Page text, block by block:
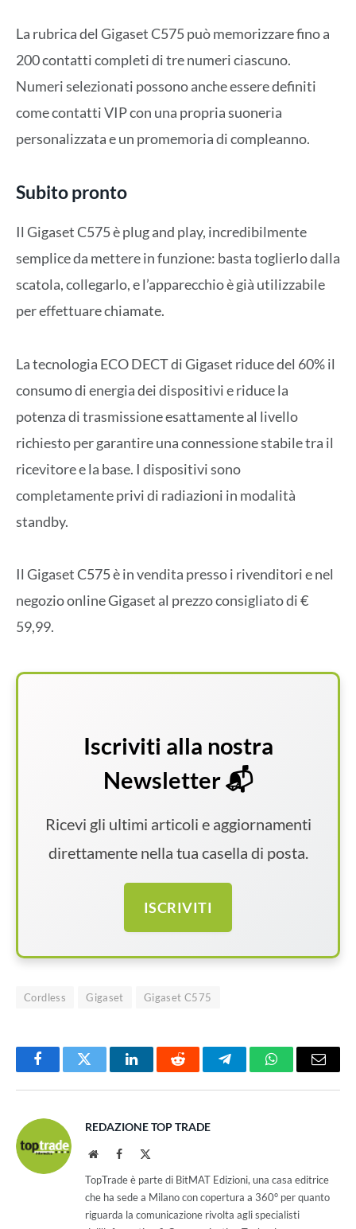
La rubrica del Gigaset C575 può memorizzare fino a
200 contatti completi di tre numeri ciascuno.
Numeri selezionati possono anche essere definiti
come contatti VIP con una propria suoneria
personalizzata e un promemoria di compleanno.
Subito pronto
Il Gigaset C575 è plug and play, incredibilmente
semplice da mettere in funzione: basta toglierlo dalla
scatola, collegarlo, e l’apparecchio è già utilizzabile
per effettuare chiamate.
La tecnologia ECO DECT di Gigaset riduce del 60% il
consumo di energia dei dispositivi e riduce la
potenza di trasmissione esattamente al livello
richiesto per garantire una connessione stabile tra il
ricevitore e la base. I dispositivi sono
completamente privi di radiazioni in modalità
standby.
Il Gigaset C575 è in vendita presso i rivenditori e nel
negozio online Gigaset al prezzo consigliato di €
59,99.
Iscriviti alla nostra
Newsletter 📬
Ricevi gli ultimi articoli e aggiornamenti
direttamente nella tua casella di posta.
ISCRIVITI
Cordless Gigaset Gigaset C575
FacebookTwitter LinkedInReddit TelegramWhatsAppEmail
REDAZIONE TOP TRADE
WebsiteFacebook
TopTrade è parte di BitMAT Edizioni, una casa editrice
che ha sede a Milano con copertura a 360° per quanto
riguarda la comunicazione rivolta agli specialisti